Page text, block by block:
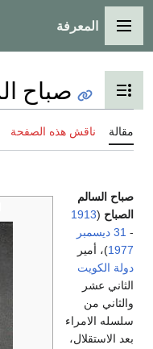
القائمة الرئيسية
المعرفة
تبديل عرض جدول
صباح
مقالة ناقش هذه الصفحة
صباح السالم
الصباح (
1913
- 31 ديسمبر
1977)، أمير
دولة الكويت
الثاني عشر
والثاني من
سلسله الامراء
بعد الاستقلال،